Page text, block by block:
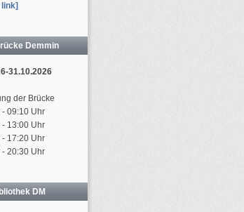
Demmin
31.10.2026
der Brücke
09:10 Uhr
- 13:00 Uhr
- 17:20 Uhr
20:30 Uhr
DM